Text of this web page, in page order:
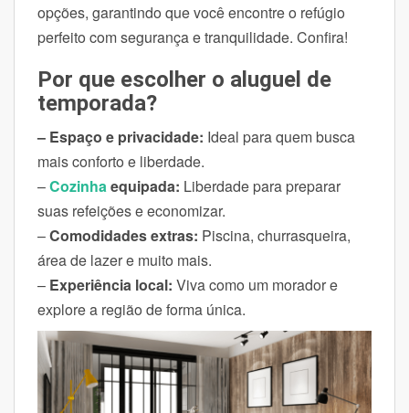
opções, garantindo que você encontre o refúgio
perfeito com segurança e tranquilidade. Confira!
Por que escolher o aluguel de
temporada?
– Espaço e privacidade: Ideal para quem busca
mais conforto e liberdade.
–Cozinha equipada: Liberdade para preparar
suas refeições e economizar.
–Comodidades extras: Piscina, churrasqueira,
área de lazer e muito mais.
– Experiência local: Viva como um morador e
explore a região de forma única.